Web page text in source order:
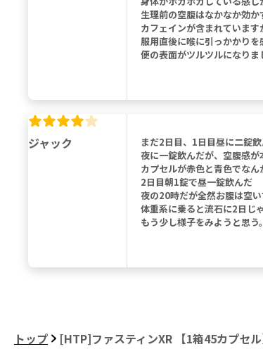
生理前の空腹はなかなか効か
カフェインが含まれています
服用直後に喉に引っかかりを
便の表面がツルツルになりま
ジャック
まだ2日目、1日目昼に二錠
夜に一錠飲んだが、空腹感が
カプセルが赤色と青色でな
2日目朝1錠で昼一錠飲んだ
夜の20時だが全然お腹は空い
体重系に乗ると流石に2日じ
もう少し様子をみようと思う。
トップ
[HTP]ファスティンXR 【1箱45カプセル